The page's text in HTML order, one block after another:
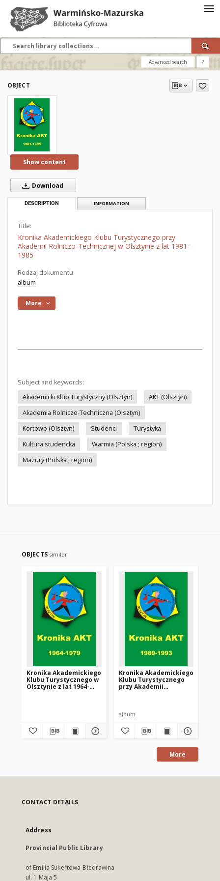
Advanced search ?
OBJECT
Show content
Download
DESCRIPTION INFORMATION
Title:
Kronika Akademickiego Klubu Turystycznego przy
Akademii Rolniczo-Technicznej w Olsztynie z lat 1981-
1985
Rodzaj dokumentu:
album
More
Subject and keywords:
Akademicki Klub Turystyczny (Olsztyn)
AKT (Olsztyn)
Akademia Rolniczo-Techniczna (Olsztyn)
Kortowo (Olsztyn)
Studenci
Turystyka
Kultura studencka
Warmia (Polska ; region)
Mazury (Polska ; region)
OBJECTS similar
Kronika Akademickiego
Klubu Turystycznego w
Olsztynie z lat 1964-
Kronika Akademickiego
Klubu Turystycznego
przy Akademii
album
More
CONTACT DETAILS
Address
Provincial Public Library
of Emilia Sukertowa-Biedrawina
ul. 1 Maja 5